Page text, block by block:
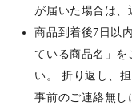
が届いた場合は、
商品到着後7日以
ている商品名」を
い。 折り返し、
事前のご連絡無し